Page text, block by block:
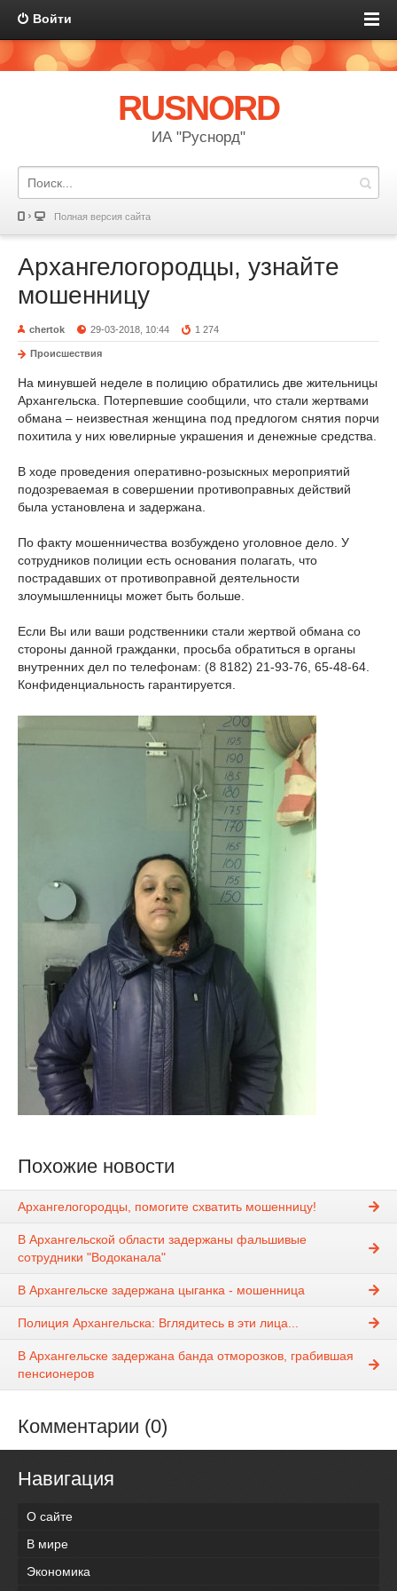
Войти
RUSNORD
ИА "Руснорд"
Полная версия сайта
Архангелогородцы, узнайте
мошенницу
chertok 29-03-2018, 10:44 1 274
Происшествия
На минувшей неделе в полицию обратились две жительницы
Архангельска. Потерпевшие сообщили, что стали жертвами
обмана – неизвестная женщина под предлогом снятия порчи
похитила у них ювелирные украшения и денежные средства.
В ходе проведения оперативно-розыскных мероприятий
подозреваемая в совершении противоправных действий
была установлена и задержана.
По факту мошенничества возбуждено уголовное дело. У
сотрудников полиции есть основания полагать, что
пострадавших от противоправной деятельности
злоумышленницы может быть больше.
Если Вы или ваши родственники стали жертвой обмана со
стороны данной гражданки, просьба обратиться в органы
внутренних дел по телефонам: (8 8182) 21-93-76 , 65-48-64.
Конфиденциальность гарантируется.
Похожие новости
Архангелогородцы, помогите схватить мошенницу!
В Архангельской области задержаны фальшивые
сотрудники "Водоканала"
В Архангельске задержана цыганка - мошенница
Полиция Архангельска: Вглядитесь в эти лица...
В Архангельске задержана банда отморозков, грабившая
пенсионеров
Комментарии (0)
Навигация
О сайте
В мире
Экономика